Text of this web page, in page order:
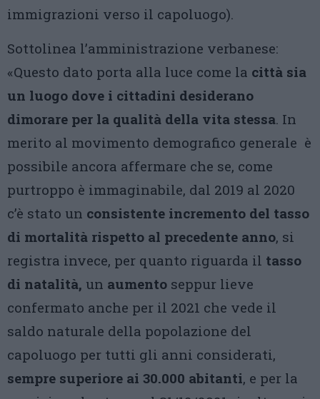
immigrazioni verso il capoluogo).
Sottolinea l’amministrazione verbanese:
«Questo dato porta alla luce come la città sia
un luogo dove i cittadini desiderano
dimorare per la qualità della vita stessa. In
merito al movimento demografico generale è
possibile ancora affermare che se, come
purtroppo è immaginabile, dal 2019 al 2020
c’è stato un consistente incremento del tasso
di mortalità rispetto al precedente anno, si
registra invece, per quanto riguarda il tasso
di natalità, un aumento seppur lieve
confermato anche per il 2021 che vede il
saldo naturale della popolazione del
capoluogo per tutti gli anni considerati,
sempre superiore ai 30.000 abitanti, e per la